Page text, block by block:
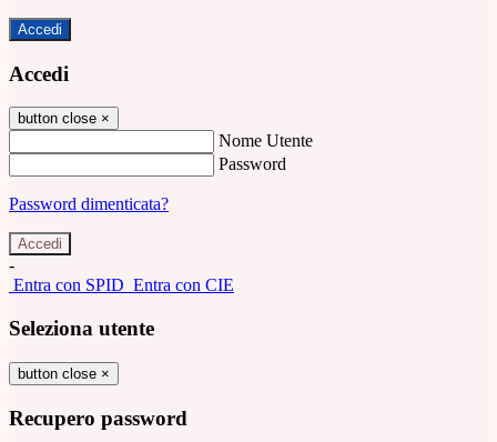
Accedi
Accedi
button close ×
Nome Utente
Password
Password dimenticata?
-
Entra con SPID Entra con CIE
Seleziona utente
button close ×
Recupero password